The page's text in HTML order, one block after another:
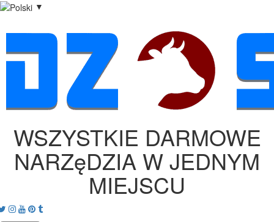
▼
WSZYSTKIE DARMOWE
NARZęDZIA W JEDNYM
MIEJSCU
Twitter
Instagram
Youtube
Pinterest
tumblr